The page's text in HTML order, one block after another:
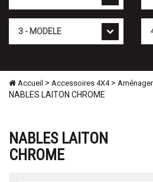
Accueil > Accessoires 4X4>
NABLES LAITON CHROME
NABLES LAITON
CHROME